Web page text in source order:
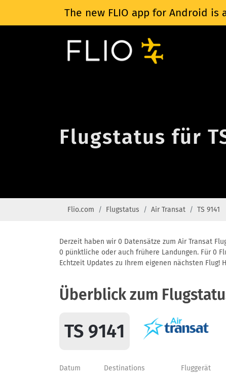
The new FLIO app for Android is
Flugstatus für
Flio.com Flugstatus Air Transat TS 9141
Derzeit haben wir 0 Datensätze zum Air Transat
0 pünktliche oder auch frühere Landungen. Für 0
Echtzeit Updates zu Ihrem eigenen nächsten
Überblick zum
TS 9141
Datum Destinations Fluggerät